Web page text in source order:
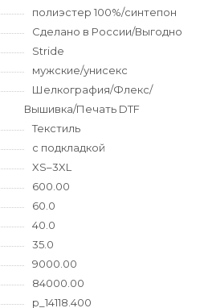
полиэстер 100%/синтепон
Сделано в России/Выгодно
Stride
мужские/унисекс
Шелкография/Флекс/
Вышивка/Печать DTF
Текстиль
с подкладкой
XS–3XL
600.00
60.0
40.0
35.0
9000.00
84000.00
p_14118.400